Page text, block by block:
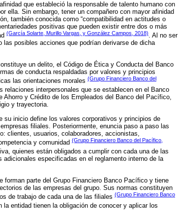
que estableció la responsable de talento humano con
ella. Sin embargo, tener un compañero con mayor afinidad
también conocida como “compatibilidad en actitudes o
positivas que pueden existir entre dos o más
(García Solarte, Murillo Vargas, y González Campos, 2018). Al no ser
posibles acciones que podrían derivarse de dicha
un delito, el Código de Ética y Conducta del Banco
de conducta respaldadas por valores y principios
las orientaciones morales (Grupo Financiero Banco del
interpersonales que se establecen en el Banco
y Crédito de los Empleados del Banco del Pacífico,
y trayectoria.
inicio define los valores corporativos y principios de
filiales. Posteriormente, enuncia paso a paso las
clientes, usuarios, colaboradores, accionistas,
y comunidad (Grupo Financiero Banco del Pacífico,
quienes están obligados a cumplir con cada una de las
especificadas en el reglamento interno de la
parte del Grupo Financiero Banco Pacífico y tiene
de las empresas del grupo. Sus normas constituyen
de trabajo de cada una de las filiales (Grupo Financiero Banco
entidad tienen la obligación de conocer y aplicar los